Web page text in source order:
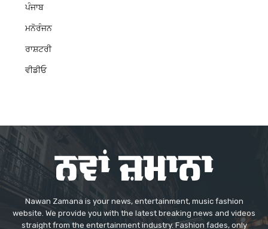
ਪੰਜਾਬ
ਮਨੋਰੰਜਨ
ਰਾਸ਼ਟਰੀ
ਵੀਡੀਓ
Nawan Zamana is your news, entertainment, music fashion
website. We provide you with the latest breaking news and videos
straight from the entertainment industry. Fashion fades, only